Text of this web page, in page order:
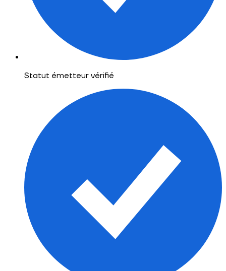
Statut émetteur vérifié